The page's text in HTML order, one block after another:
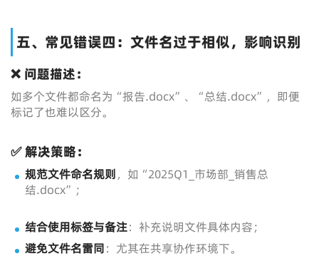
五、常见错误四：文件名过于相似，影响识别
❌ 问题描述：
如多个文件都命名为“报告.docx”、“总结.docx”，即便
标记了也难以区分。
✅ 解决策略：
规范文件命名规则，如“2025Q1_市场部_销售总
结.docx”；
结合使用标签与备注：补充说明文件具体内容；
避免文件名雷同：尤其在共享协作环境下。